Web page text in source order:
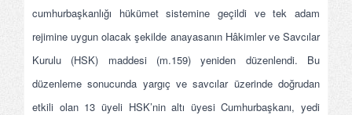
cumhurbaşkanlığı hükümet sistemine geçildi ve tek adam
rejimine uygun olacak şekilde anayasanın Hâkimler ve Savcılar
Kurulu (HSK) maddesi (m.159) yeniden düzenlendi. Bu
düzenleme sonucunda yargıç ve savcılar üzerinde doğrudan
etkili olan 13 üyeli HSK’nin altı üyesi Cumhurbaşkanı, yedi